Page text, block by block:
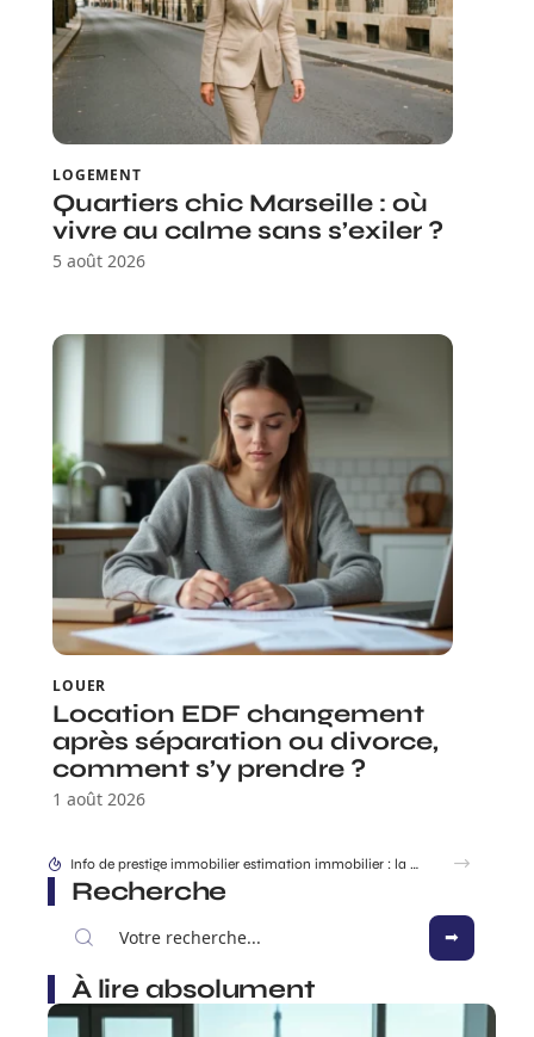
LOGEMENT
Quartiers chic Marseille : où
vivre au calme sans s’exiler ?
5 août 2026
LOUER
Location EDF changement
après séparation ou divorce,
comment s’y prendre ?
1 août 2026
Info de prestige immobilier estimation immobilier : la méthode des vrais biens d’exception
Recherche
À lire absolument